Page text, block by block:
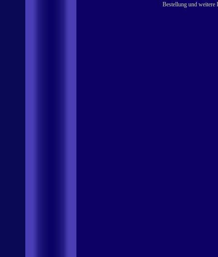
Bestellung und weitere